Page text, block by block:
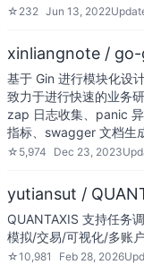
☆ 232 Jun 13, 2022
xinliangnote /
基于 Gin 进行模块化设
致力于进行快速的业务
zap 日志收集、panic
指标、swagger 文档生
☆ 5,974 Dec 23, 2023
yutiansut /
QUANTAXIS 支持任务
模拟/交易/可视化/多账
☆10,981 Feb 28, 2026